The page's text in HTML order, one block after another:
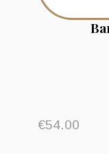
€54.00